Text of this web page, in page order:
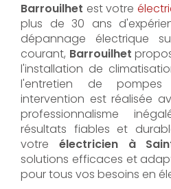
Barrouilhet est votre
plus de 30 ans
dépannage électrique
courant, Barrouilhet
l'installation de
l'entretien de
intervention est réalisée
professionnalisme
résultats fiables et
votre électricien à
solutions efficaces et
pour tous vos besoins en